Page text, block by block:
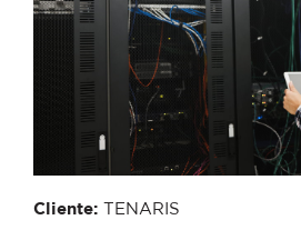
Cliente: TENARIS